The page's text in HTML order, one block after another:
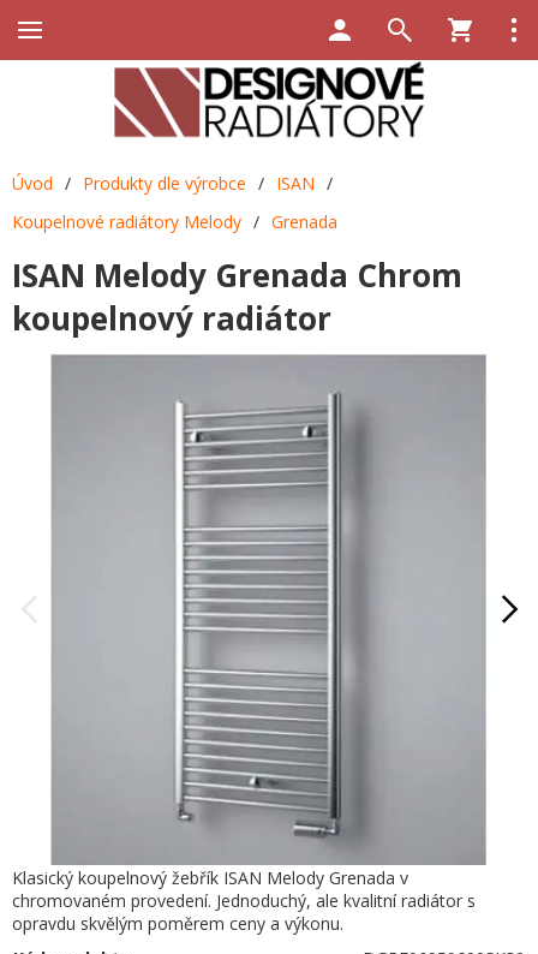
Úvod / Produkty dle výrobce / ISAN /
Koupelnové radiátory Melody / Grenada
ISAN Melody Grenada Chrom
koupelnový radiátor
Klasický koupelnový žebřík ISAN Melody Grenada v
chromovaném provedení. Jednoduchý, ale kvalitní radiátor s
opravdu skvělým poměrem ceny a výkonu.